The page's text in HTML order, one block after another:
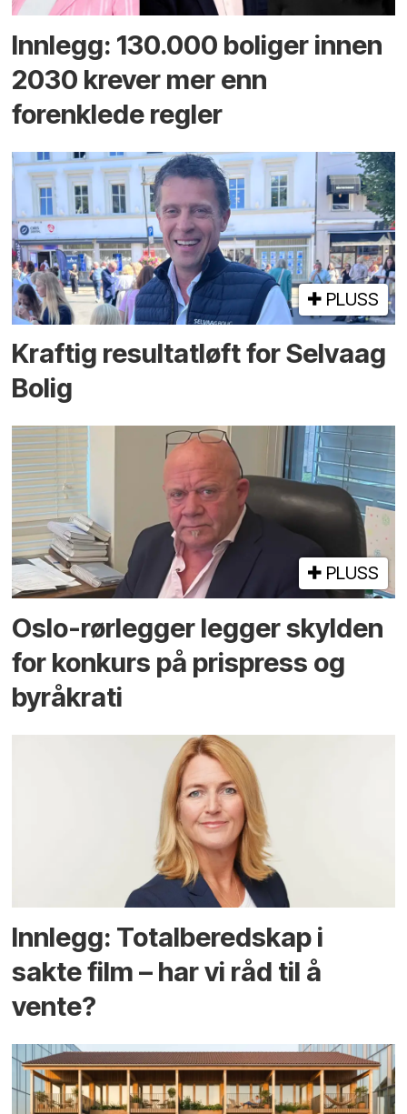
Innlegg: 130.000 boliger innen
2030 krever mer enn
forenklede regler
PLUSS
Kraftig resultatløft for Selvaag
Bolig
PLUSS
Oslo-rørlegger legger skylden
for konkurs på prispress og
byråkrati
Innlegg: Totalberedskap i
sakte film – har vi råd til å
vente?